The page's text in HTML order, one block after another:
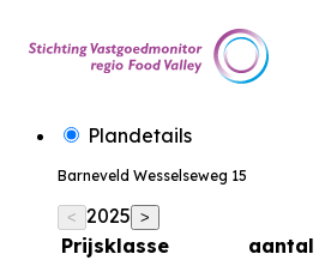
Plandetails
Barneveld Wesselseweg 15
< 2025 >
Prijsklasse
aantal